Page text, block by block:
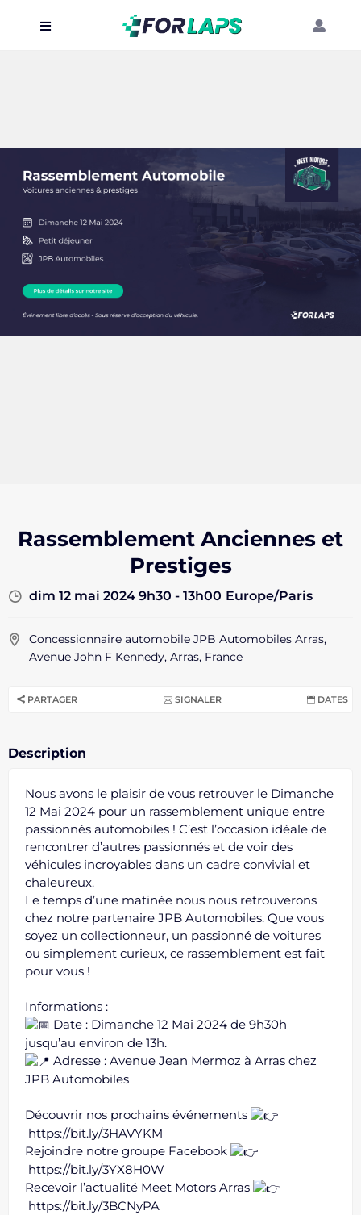
Blog
Rassemblement Anciennes et
Prestiges
dim 12 mai 2024 9h30 - 13h00 Europe/Paris
Concessionnaire automobile JPB Automobiles Arras,
Avenue John F Kennedy, Arras, France
PARTAGER SIGNALER DATES
Description
Nous avons le plaisir de vous retrouver le Dimanche
12 Mai 2024 pour un rassemblement unique entre
passionnés automobiles ! C’est l’occasion idéale de
rencontrer d’autres passionnés et de voir des
véhicules incroyables dans un cadre convivial et
chaleureux.
Le temps d’une matinée nous nous retrouverons
chez notre partenaire JPB Automobiles. Que vous
soyez un collectionneur, un passionné de voitures
ou simplement curieux, ce rassemblement est fait
pour vous !
Informations :
Date : Dimanche 12 Mai 2024 de 9h30h
jusqu’au environ de 13h.
Adresse : Avenue Jean Mermoz à Arras chez
JPB Automobiles
Découvrir nos prochains événements
https://bit.ly/3HAVYKM
Rejoindre notre groupe Facebook
https://bit.ly/3YX8H0W
Recevoir l’actualité Meet Motors Arras
https://bit.ly/3BCNyPA